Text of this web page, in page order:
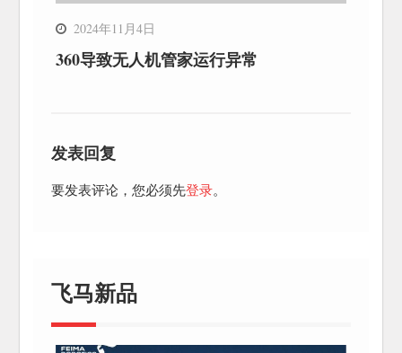
2024年11月4日
360导致无人机管家运行异常
发表回复
要发表评论，您必须先登录。
飞马新品